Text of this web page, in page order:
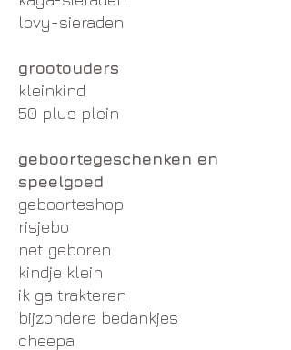
​lovy-sieraden​
grootouders
kleinkind
50 plus plein
geboortegeschenken en
speelgoed
geboorteshop
risjebo
net geboren
kindje klein
ik ga trakteren
bijzondere bedankjes
cheepa